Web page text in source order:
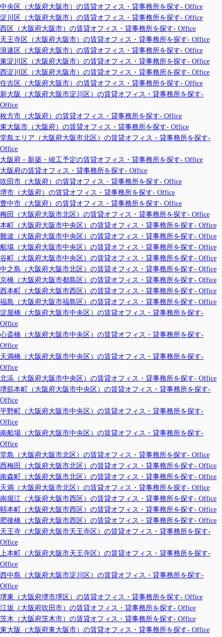
中央区（大阪府大阪市）の賃貸オフィス・貸事務所を探す- Office
淀川区（大阪府大阪市）の賃貸オフィス・貸事務所を探す- Office
西区（大阪府大阪市）の賃貸オフィス・貸事務所を探す- Office
天王寺区（大阪府大阪市）の賃貸オフィス・貸事務所を探す- Office
浪速区（大阪府大阪市）の賃貸オフィス・貸事務所を探す- Office
東淀川区（大阪府大阪市）の賃貸オフィス・貸事務所を探す- Office
西淀川区（大阪府大阪市）の賃貸オフィス・貸事務所を探す- Office
住吉区（大阪府大阪市）の賃貸オフィス・貸事務所を探す- Office
新大阪（大阪府大阪市淀川区）の賃貸オフィス・貸事務所を探す-
Office
枚方市（大阪府）の賃貸オフィス・貸事務所を探す- Office
東大阪市（大阪府）の賃貸オフィス・貸事務所を探す- Office
堂島エリア（大阪府大阪市北区）の賃貸オフィス・貸事務所を探す-
Office
大阪府－新築・竣工予定の賃貸オフィス・貸事務所を探す- Office
大阪府の賃貸オフィス・貸事務所を探す- Office
吹田市（大阪府）の賃貸オフィス・貸事務所を探す- Office
堺市（大阪府）の賃貸オフィス・貸事務所を探す- Office
豊中市（大阪府）の賃貸オフィス・貸事務所を探す- Office
梅田（大阪府大阪市北区）の賃貸オフィス・貸事務所を探す- Office
本町（大阪府大阪市中央区）の賃貸オフィス・貸事務所を探す- Office
難波（大阪府大阪市中央区）の賃貸オフィス・貸事務所を探す- Office
船場（大阪府大阪市中央区）の賃貸オフィス・貸事務所を探す- Office
谷町（大阪府大阪市中央区）の賃貸オフィス・貸事務所を探す- Office
中之島（大阪府大阪市北区）の賃貸オフィス・貸事務所を探す- Office
京橋（大阪府大阪市都島区）の賃貸オフィス・貸事務所を探す- Office
西本町（大阪府大阪市西区）の賃貸オフィス・貸事務所を探す- Office
福島（大阪府大阪市福島区）の賃貸オフィス・貸事務所を探す- Office
淀屋橋（大阪府大阪市中央区）の賃貸オフィス・貸事務所を探す-
Office
心斎橋（大阪府大阪市中央区）の賃貸オフィス・貸事務所を探す-
Office
天満橋（大阪府大阪市中央区）の賃貸オフィス・貸事務所を探す-
Office
北浜（大阪府大阪市中央区）の賃貸オフィス・貸事務所を探す- Office
堺筋本町（大阪府大阪市中央区）の賃貸オフィス・貸事務所を探す-
Office
平野町（大阪府大阪市中央区）の賃貸オフィス・貸事務所を探す-
Office
南船場（大阪府大阪市中央区）の賃貸オフィス・貸事務所を探す-
Office
堂島（大阪府大阪市北区）の賃貸オフィス・貸事務所を探す- Office
西梅田（大阪府大阪市北区）の賃貸オフィス・貸事務所を探す- Office
南森町（大阪府大阪市北区）の賃貸オフィス・貸事務所を探す- Office
天満（大阪府大阪市北区）の賃貸オフィス・貸事務所を探す- Office
南堀江（大阪府大阪市西区）の賃貸オフィス・貸事務所を探す- Office
靱本町（大阪府大阪市西区）の賃貸オフィス・貸事務所を探す- Office
肥後橋（大阪府大阪市西区）の賃貸オフィス・貸事務所を探す- Office
天王寺（大阪府大阪市天王寺区）の賃貸オフィス・貸事務所を探す-
Office
上本町（大阪府大阪市天王寺区）の賃貸オフィス・貸事務所を探す-
Office
西中島（大阪府大阪市淀川区）の賃貸オフィス・貸事務所を探す-
Office
堺東（大阪府堺市堺区）の賃貸オフィス・貸事務所を探す- Office
江坂（大阪府吹田市）の賃貸オフィス・貸事務所を探す- Office
茨木（大阪府茨木市）の賃貸オフィス・貸事務所を探す- Office
東大阪（大阪府東大阪市）の賃貸オフィス・貸事務所を探す- Office